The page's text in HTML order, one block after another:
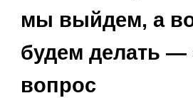
мы выйдем, а
будем делать —
вопрос